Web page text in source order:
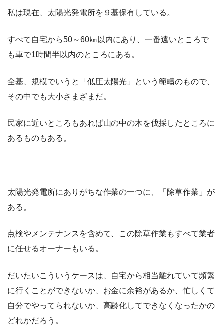
私は現在、太陽光発電所を９基保有している。
すべて自宅から50～60㎞以内にあり、一番遠いところで
も車で1時間半以内のところにある。
全基、規模でいうと「低圧太陽光」という範疇のもので、
その中でも大小さまざまだ。
民家に近いところもあれば山の中の木を伐採したところに
あるものもある。
太陽光発電所にありがちな作業の一つに、「除草作業」が
ある。
点検やメンテナンスを含めて、この除草作業もすべて業者
に任せるオーナーもいる。
だいたいこういうケースは、自宅から相当離れていて頻繁
に行くことができないか、お金に余裕があるか、忙しくて
自分でやってられないか、高齢化してできなくなったかの
どれかだろう。